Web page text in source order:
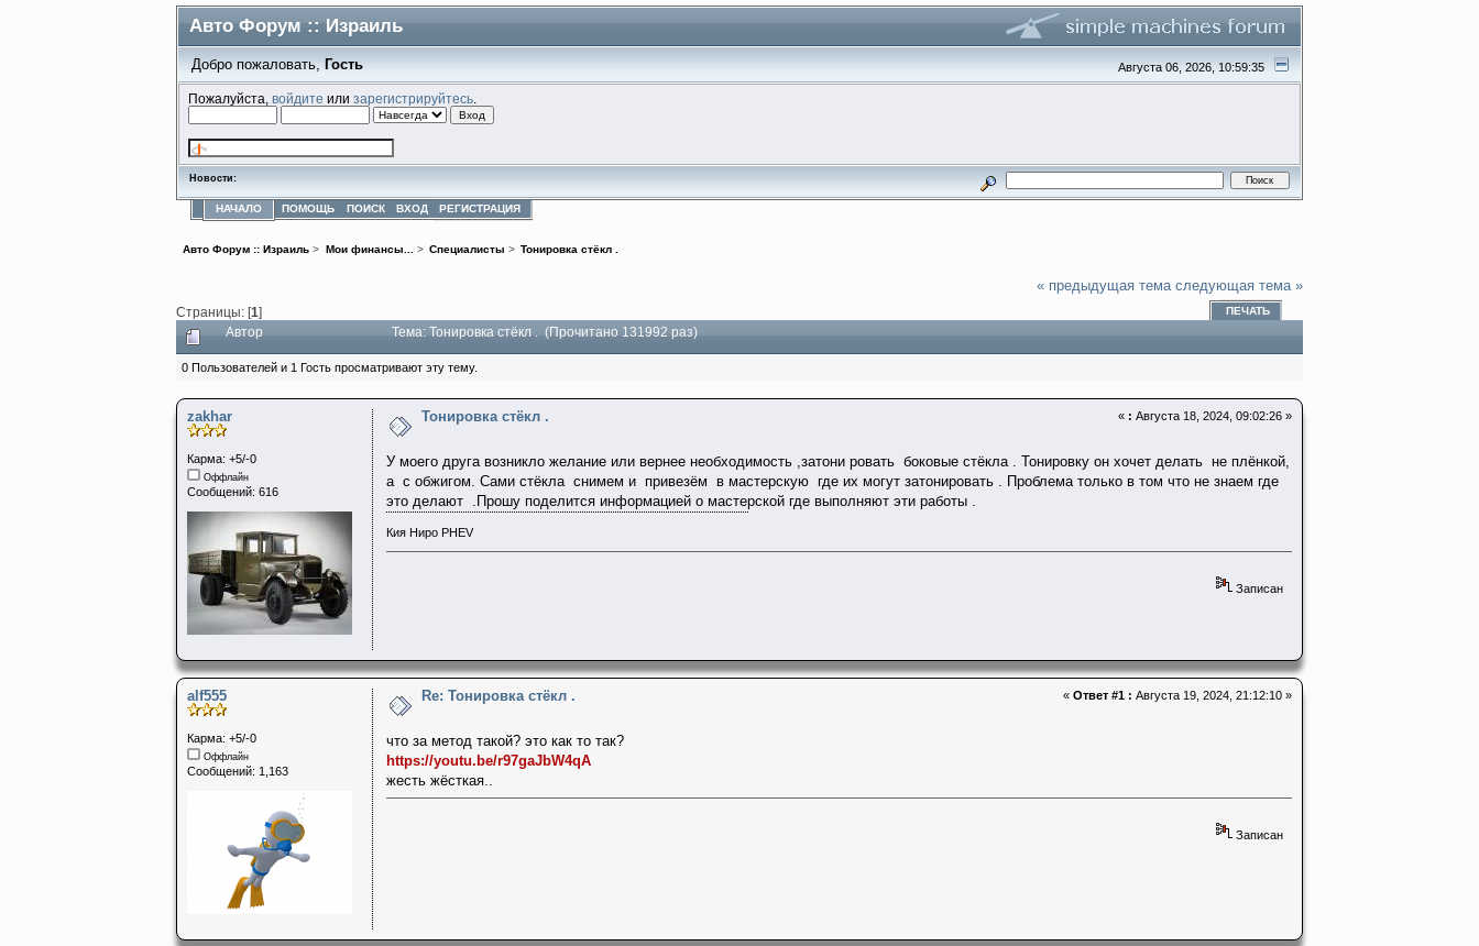
Авто Форум :: Израиль
Августа 06, 2026, 10:59:35
Добро пожаловать, Гость
Пожалуйста,войдите илизарегистрируйтесь
Новости:
НАЧАЛО ПОМОЩЬ ПОИСК ВХОД РЕГИСТРАЦИЯ
Авто Форум :: Израиль > Мои финансы...> Специалисты > Тонировка стёкл .
« предыдущая тема следующая тема »
Страницы: [1] ПЕЧАТЬ
Автор Тема: Тонировка стёкл . (Прочитано 131992 раз)
0 Пользователей и 1 Гость просматривают эту тему.
zakhar
Карма: +5/-0
Оффлайн
Сообщений: 616
Тонировка стёкл . « : Августа 18, 2024, 09:02:26 »
У моего друга возникло желание или вернее необходимость ,затони ровать боковые стёкла . Тонировку он хочет делать не плёнкой,
а с обжигом. Сами стёкла снимем и привезём в мастерскую где их могут затонировать . Проблема только в том что не знаем где
это делают .Прошу поделится информацией о мастерской где выполняют эти работы .
Кия Ниро PHEV
Записан
alf555
Карма: +5/-0
Оффлайн
Сообщений: 1,163
Re: Тонировка стёкл . « Ответ #1 : Августа 19, 2024, 21:12:10 »
что за метод такой? это как то так?
https://youtu.be/r97gaJbW4qA
жесть жёсткая..
Записан